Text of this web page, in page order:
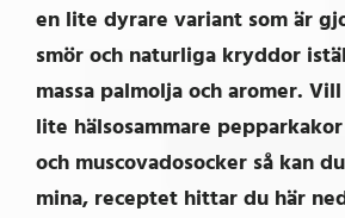
en lite dyrare variant som är
smör och naturliga kryddor
massa palmolja och aromer.
lite hälsosammare
och muscovadosocker så kan
mina, receptet hittar du här